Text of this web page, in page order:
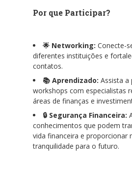
Por que Participar?
🌟 Networking: Conecte-
diferentes instituições e
contatos.
📚 Aprendizado: Assista a
workshops com especialistas
áreas de finanças e
🔒 Segurança Financeira:
conhecimentos que podem
vida financeira e proporcionar
tranquilidade para o futuro.